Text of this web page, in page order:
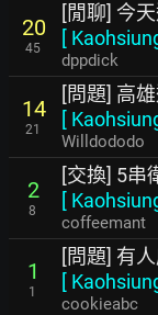
20
45
[閒聊] 今
[
dppdick
14
21
[問題] 高
[
Willdododo
2
8
[交換] 5串
[
coffeemant
1
1
[問題] 有
[
cookieabc